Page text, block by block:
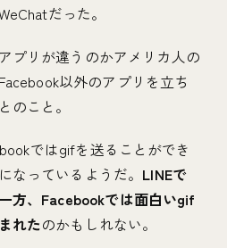
だった。
プリが違うのかアメリカ人の
以外のアプリを立ち
のこと。
ではgifを送ることができ
なっているようだ。 LINEで
方、Facebookでは面白いgif
れたのかもしれない。